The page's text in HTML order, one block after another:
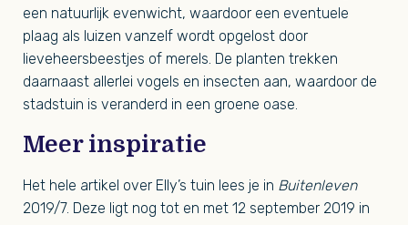
een natuurlijk evenwicht, waardoor een eventuele
plaag als luizen vanzelf wordt opgelost door
lieveheersbeestjes of merels. De planten trekken
daarnaast allerlei vogels en insecten aan, waardoor de
stadstuin is veranderd in een groene oase.
Meer inspiratie
Het hele artikel over Elly’s tuin lees je in Buitenleven
2019/7. Deze ligt nog tot en met 12 september 2019 in